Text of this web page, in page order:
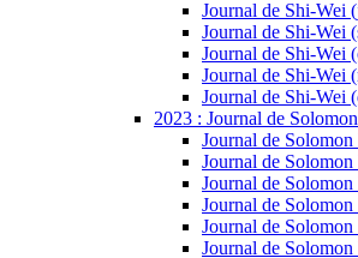
Journal de Shi-Wei
Journal de Shi-Wei
Journal de Shi-Wei
Journal de Shi-Wei
Journal de Shi-Wei
2023 : Journal de
Journal de
Journal de
Journal de
Journal de
Journal de
Journal de